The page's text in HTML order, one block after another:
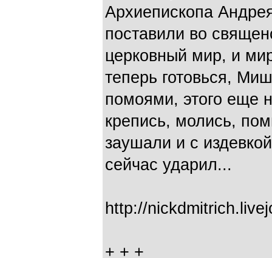
Архиепископа
поставили во
церковный мир, и
теперь готовься,
помоями, этого еще
крепись, молись,
заушали и с
сейчас ударил...
http://
+ + +